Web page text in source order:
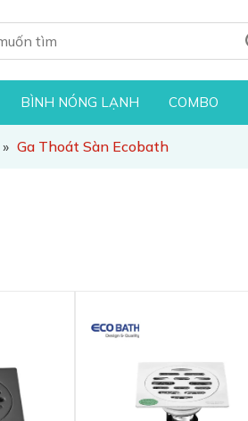
BÌNH NÓNG LẠNH COMBO
» Ga Thoát Sàn Ecobath